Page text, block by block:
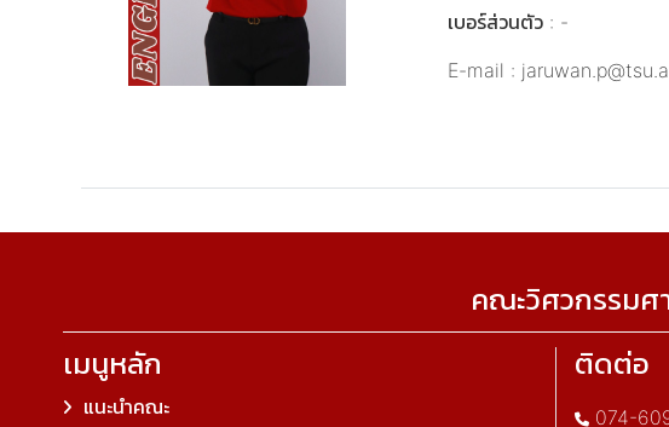
เบอร์ส่วนตัว : -
E-mail :
คณะวิศวกรรม
เมนูหลัก
แนะนำคณะ
ติดต่อ
074-